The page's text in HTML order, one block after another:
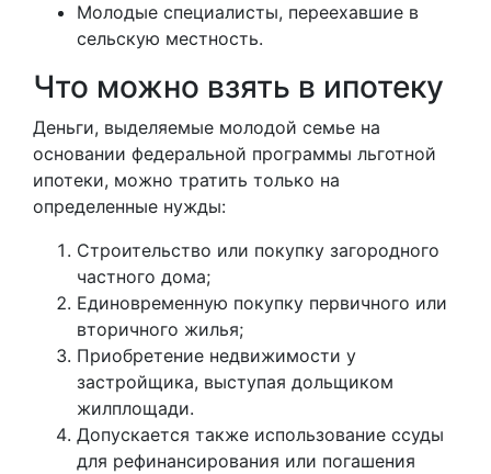
Молодые специалисты, переехавшие в
сельскую местность.
Что можно взять в ипотеку
Деньги, выделяемые молодой семье на
основании федеральной программы льготной
ипотеки, можно тратить только на
определенные нужды:
Строительство или покупку загородного
частного дома;
Единовременную покупку первичного или
вторичного жилья;
Приобретение недвижимости у
застройщика, выступая дольщиком
жилплощади.
Допускается также использование ссуды
для рефинансирования или погашения